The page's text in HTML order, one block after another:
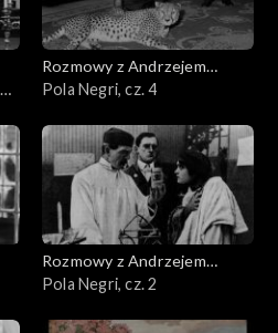
Rozmowy z Andrzejem
Doboszem
Pola Negri, cz. 4
Rozmowy z Andrzejem
Doboszem
Pola Negri, cz. 2